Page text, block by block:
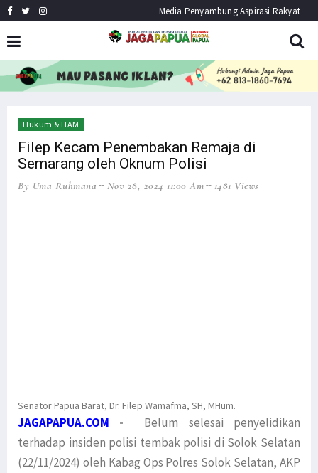
Media Penyambung Aspirasi Rakyat
HEADLINENEWS
Hukum & HAM
Filep Kecam Penembakan Remaja di
Semarang oleh Oknum Polisi
By Uma Ruhmana Nov 28, 2024 11:00 Am 1481 Views
Senator Papua Barat, Dr. Filep Wamafma, SH, MHum.
JAGAPAPUA.COM -
Belum selesai penyelidikan
terhadap insiden polisi tembak polisi di Solok Selatan
(22/11/2024) oleh Kabag Ops Polres Solok Selatan, AKP